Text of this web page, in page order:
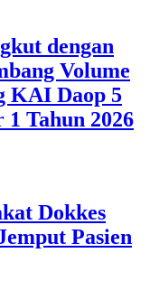
dengan
Volume
KAI Daop 5
1 Tahun 2026
Dokkes
Pasien